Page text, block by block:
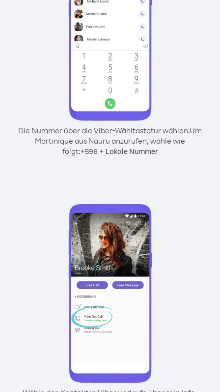
Die Nummer über die Viber-Wähltastatur wählen.Um
Martinique aus Nauru anzurufen, wähle wie
folgt:+596 + Lokale Nummer